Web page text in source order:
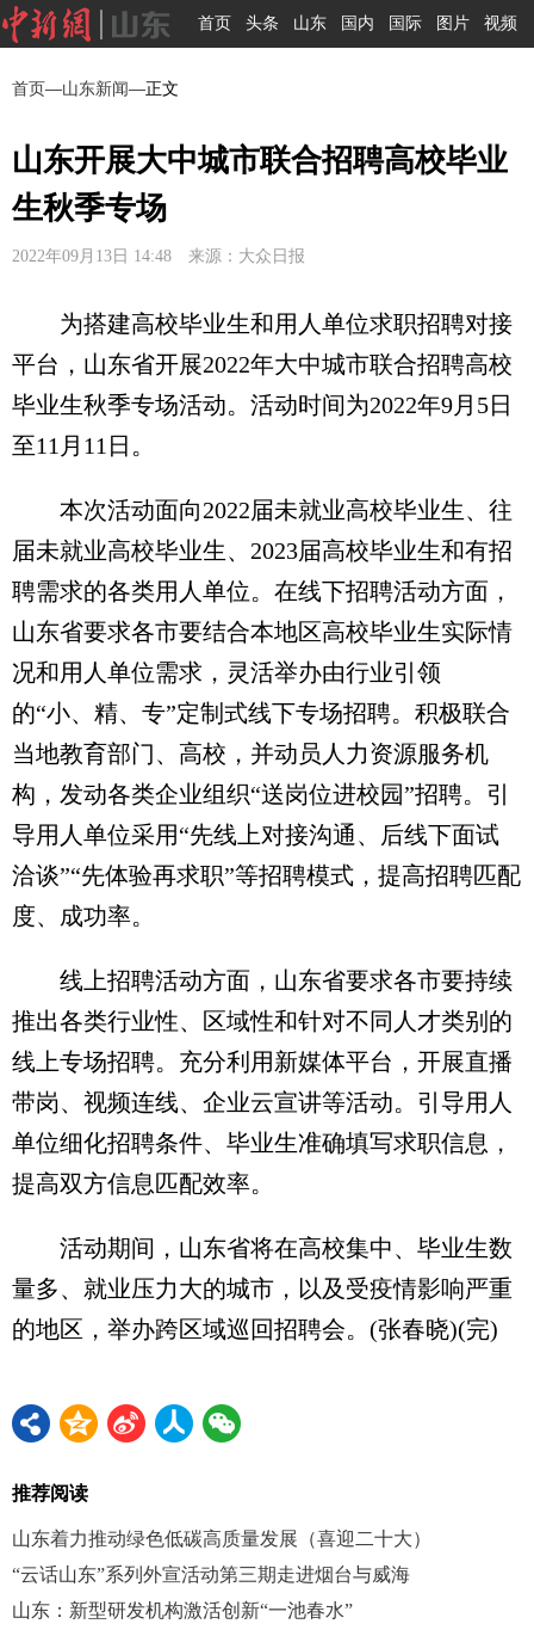
首页 头条 山东 国内 国际 图片 视频
首页—山东新闻—正文
山东开展大中城市联合招聘高校毕业
生秋季专场
2022年09月13日 14:48 来源：大众日报
为搭建高校毕业生和用人单位求职招聘对接
平台，山东省开展2022年大中城市联合招聘高校
毕业生秋季专场活动。活动时间为2022年9月5日
至11月11日。
本次活动面向2022届未就业高校毕业生、往
届未就业高校毕业生、2023届高校毕业生和有招
聘需求的各类用人单位。在线下招聘活动方面，
山东省要求各市要结合本地区高校毕业生实际情
况和用人单位需求，灵活举办由行业引领
的“小、精、专”定制式线下专场招聘。积极联合
当地教育部门、高校，并动员人力资源服务机
构，发动各类企业组织“送岗位进校园”招聘。引
导用人单位采用“先线上对接沟通、后线下面试
洽谈”“先体验再求职”等招聘模式，提高招聘匹配
度、成功率。
线上招聘活动方面，山东省要求各市要持续
推出各类行业性、区域性和针对不同人才类别的
线上专场招聘。充分利用新媒体平台，开展直播
带岗、视频连线、企业云宣讲等活动。引导用人
单位细化招聘条件、毕业生准确填写求职信息，
提高双方信息匹配效率。
活动期间，山东省将在高校集中、毕业生数
量多、就业压力大的城市，以及受疫情影响严重
的地区，举办跨区域巡回招聘会。(张春晓)(完)
推荐阅读
山东着力推动绿色低碳高质量发展（喜迎二十大）
“云话山东”系列外宣活动第三期走进烟台与威海
山东：新型研发机构激活创新“一池春水”